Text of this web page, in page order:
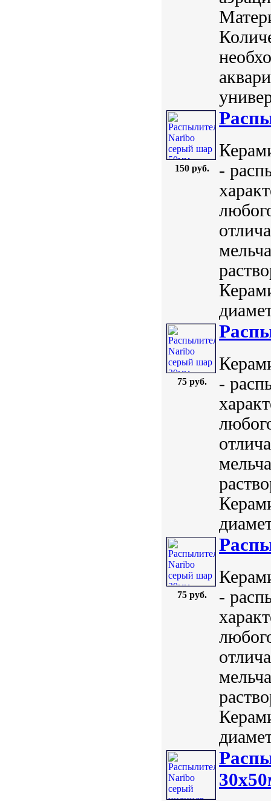
150 руб.
-
75 руб.
-
75 руб.
-